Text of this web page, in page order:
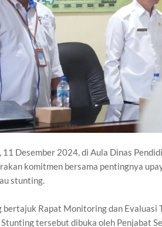
11 Desember 2024, di Aula Dinas
komitmen bersama pentingnya
stunting.
bertajuk Rapat Monitoring dan Evaluasi
tersebut dibuka oleh Penjabat